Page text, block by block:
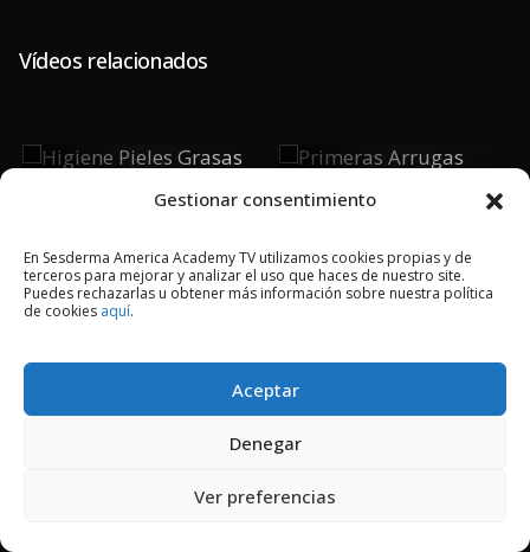
Gestionar consentimiento
En Sesderma America Academy TV utilizamos cookies propias y de
terceros para mejorar y analizar el uso que haces de nuestro site.
Puedes rechazarlas u obtener más información sobre nuestra política
de cookies aquí.
Aceptar
Denegar
Ver preferencias
Vídeos relacionados
Higiene
Primeras
CONTACTO
AVISO LEGAL
POLÍTICA DE PRIVACIDAD